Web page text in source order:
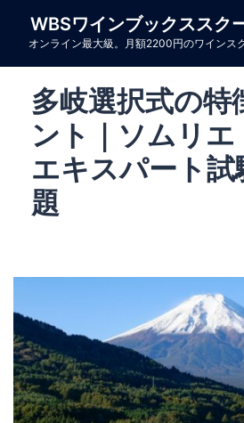
WBSワインブックススク
オンライン最大級。月額2200円のワインス
多岐選択式の特
ント｜ソムリエ
エキスパート試
題